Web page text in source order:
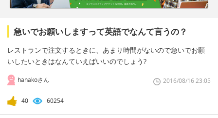
急いでお願いしますって英語でなんて言うの？
レストランで注文するときに、あまり時間がないので急いでお願
いしたいときはなんていえばいいのでしょう?
hanakoさん 2016/08/16 23:05
40 60254